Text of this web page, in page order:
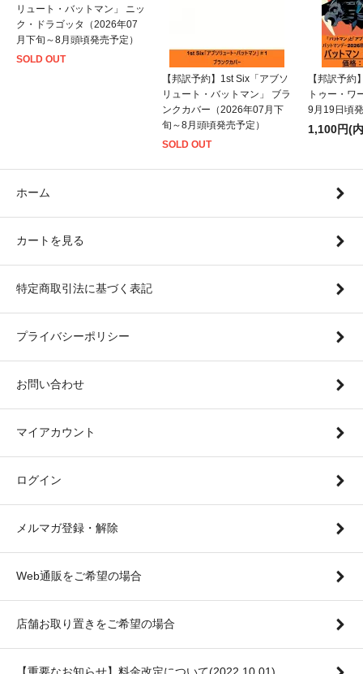
リュート・バットマン」 ニッ
ク・ドラゴッタ（2026年07
月下旬～8月頭頃発売予定）
SOLD OUT
【邦訳予約】1st Six「アブソ
リュート・バットマン」 ブラ
ンクカバー（2026年07月下
旬～8月頭頃発売予定）
SOLD OUT
【邦訳予約
トゥー・ワ
9月19日頃
1,100円(
ホーム
カートを見る
特定商取引法に基づく表記
プライバシーポリシー
お問い合わせ
マイアカウント
ログイン
メルマガ登録・解除
Web通販をご希望の場合
店舗お取り置きをご希望の場合
【重要なお知らせ】料金改定について(2022.10.01)